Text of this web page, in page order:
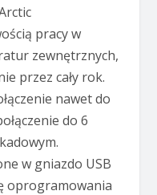
pracy w
zewnętrznych,
przez cały rok.
nawet do
do 6
w gniazdo USB
oprogramowania